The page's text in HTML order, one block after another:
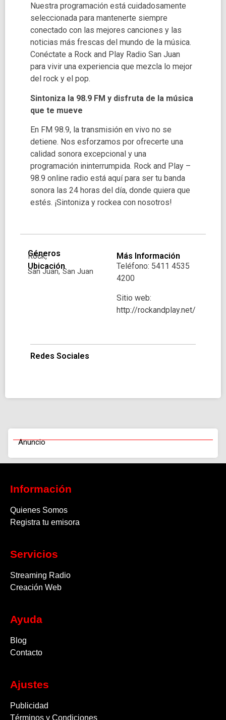
Nuestra programación está cuidadosamente
seleccionada para mantenerte siempre
conectado con las mejores canciones y las
noticias más frescas del mundo de la música.
Conéctate a Rock and Play Radio San Juan
para vivir una experiencia que mezcla lo mejor
del rock y el pop.
Sintoniza la 98.9 FM y disfruta de la música
que te mueve
En FM 98.9, la transmisión en vivo no se
detiene. Nos esforzamos por ofrecerte una
calidad sonora excepcional y una
programación ininterrumpida. Rock and Play –
98.9 online radio está aquí para ser tu banda
sonora las 24 horas del día, donde quiera que
estés. ¡Sintoniza y rockea con nosotros!
Géneros
Rock,
Ubicación
San Juan, San Juan
Más Información
Teléfono: 5411 4535
4200
Sitio web:
http://rockandplay.net/
Redes Sociales
Anuncio
Información
Quienes Somos
Registra tu emisora
Servicios
Streaming Radio
Creación Web
Ayuda
Blog
Contacto
Ajustes
Publicidad
Términos y Condiciones